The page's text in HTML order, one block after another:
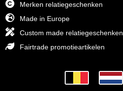
Merken relatiegeschenken
Made in Europe
Custom made relatiegeschenken
Fairtrade promotieartikelen